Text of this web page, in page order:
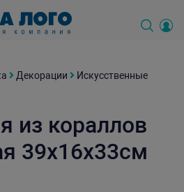
Декорации
Искусственные
из кораллов
39х16х33см